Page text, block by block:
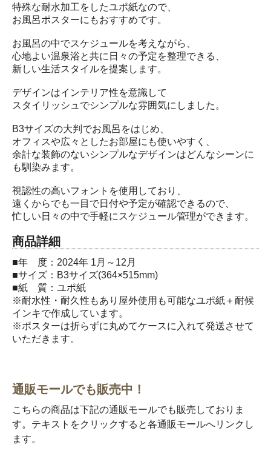
特殊な耐水加工をしたユポ紙なので、
お風呂ポスターにもおすすめです。
お風呂の中でスケジュールを考えながら、
心地よい温泉浴と共に日々の予定を整理できる、
新しい生活スタイルを提案します。
デザインはインテリア性を意識して
スタイリッシュでシンプルな雰囲気にしました。
B3サイズの大判でお風呂をはじめ、
オフィスや広々としたお部屋にも使いやすく、
余計な装飾のないシンプルなデザインはどんなシーンに
も馴染みます。
視認性の高いフォントを使用しており、
遠くからでも一目で日付や予定が確認できるので、
忙しい日々の中で手軽にスケジュール管理ができます。
商品詳細
■年 度：2024年 1月～12月
■サイズ：B3サイズ(364×515mm)
■紙 質：ユポ紙
※耐水性・耐久性もあり屋外使用も可能なユポ紙＋耐候
インキで作成しています。
※ポスターは折らずに丸めてケースに入れて発送させて
いただきます。
通販モールでも販売中！
こちらの商品は下記の通販モールでも販売しておりま
す。テキストをクリックすると各通販モールへリンクし
ます。